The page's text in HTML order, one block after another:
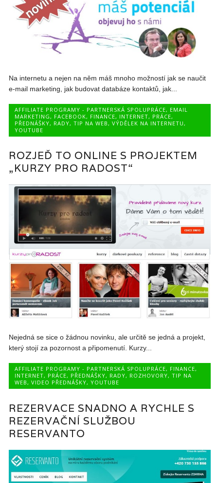
Na internetu a nejen na něm máš mnoho možností jak se naučit
e-mail marketing, jak budovat databáze kontaktů, jak...
AFFILIATE PROGRAMY - PARTNERSKÁ SPOLUPRÁCE, EMAIL
MARKETING , FACEBOOK, FINANCE, INTERNET, PRÁCE,
PŘEDNÁŠKY, RADY,TIP NA WEB ,VÝDĚLEK NA INTERNETU ,
YOUTUBE
ROZJEĎ TO ONLINE S PROJEKTEM
„KURZY PRO RADOST“
Nejedná se sice o žádnou novinku, ale určitě se jedná a projekt,
který stojí za pozornost a připomenutí. Kurzy...
AFFILIATE PROGRAMY - PARTNERSKÁ SPOLUPRÁCE, FINANCE,
INTERNET, PRÁCE, PŘEDNÁŠKY, RADY, ROZHOVORY,TIP NA
WEB,VIDEO PŘEDNÁŠKY,YOUTUBE
REZERVACE SNADNO A RYCHLE S
REZERVAČNÍ SLUŽBOU
RESERVANTO